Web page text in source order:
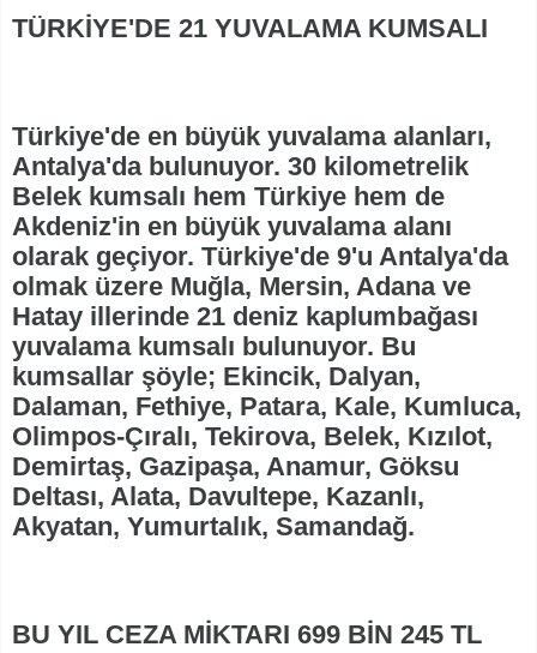
TÜRKİYE'DE 21 YUVALAMA KUMSALI
Türkiye'de en büyük yuvalama alanları,
Antalya'da bulunuyor. 30 kilometrelik
Belek kumsalı hem Türkiye hem de
Akdeniz'in en büyük yuvalama alanı
olarak geçiyor. Türkiye'de 9'u Antalya'da
olmak üzere Muğla, Mersin, Adana ve
Hatay illerinde 21 deniz kaplumbağası
yuvalama kumsalı bulunuyor. Bu
kumsallar şöyle; Ekincik, Dalyan,
Dalaman, Fethiye, Patara, Kale, Kumluca,
Olimpos-Çıralı, Tekirova, Belek, Kızılot,
Demirtaş, Gazipaşa, Anamur, Göksu
Deltası, Alata, Davultepe, Kazanlı,
Akyatan, Yumurtalık, Samandağ.
BU YIL CEZA MİKTARI 699 BİN 245 TL